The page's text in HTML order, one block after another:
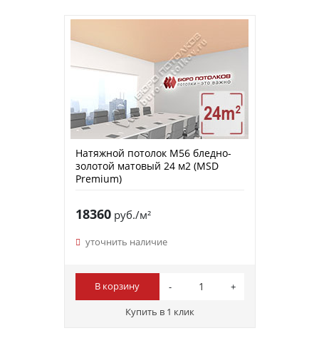
Натяжной потолок M56 бледно-
золотой матовый 24 м2 (MSD
Premium)
18360руб./м²
уточнить наличие
В корзину
Купить в 1 клик